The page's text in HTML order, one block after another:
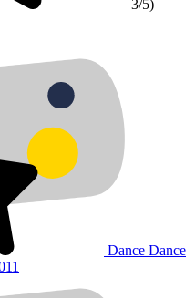
3/5)
Dance Dance